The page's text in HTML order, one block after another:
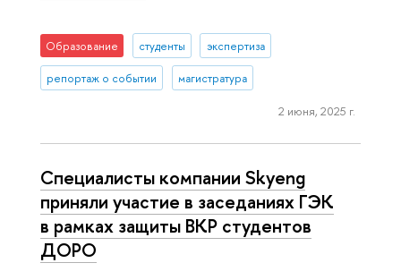
Образование студенты экспертиза
репортаж о событии магистратура
2 июня, 2025 г.
Специалисты компании Skyeng
приняли участие в заседаниях ГЭК
в рамках защиты ВКР студентов
ДОРО